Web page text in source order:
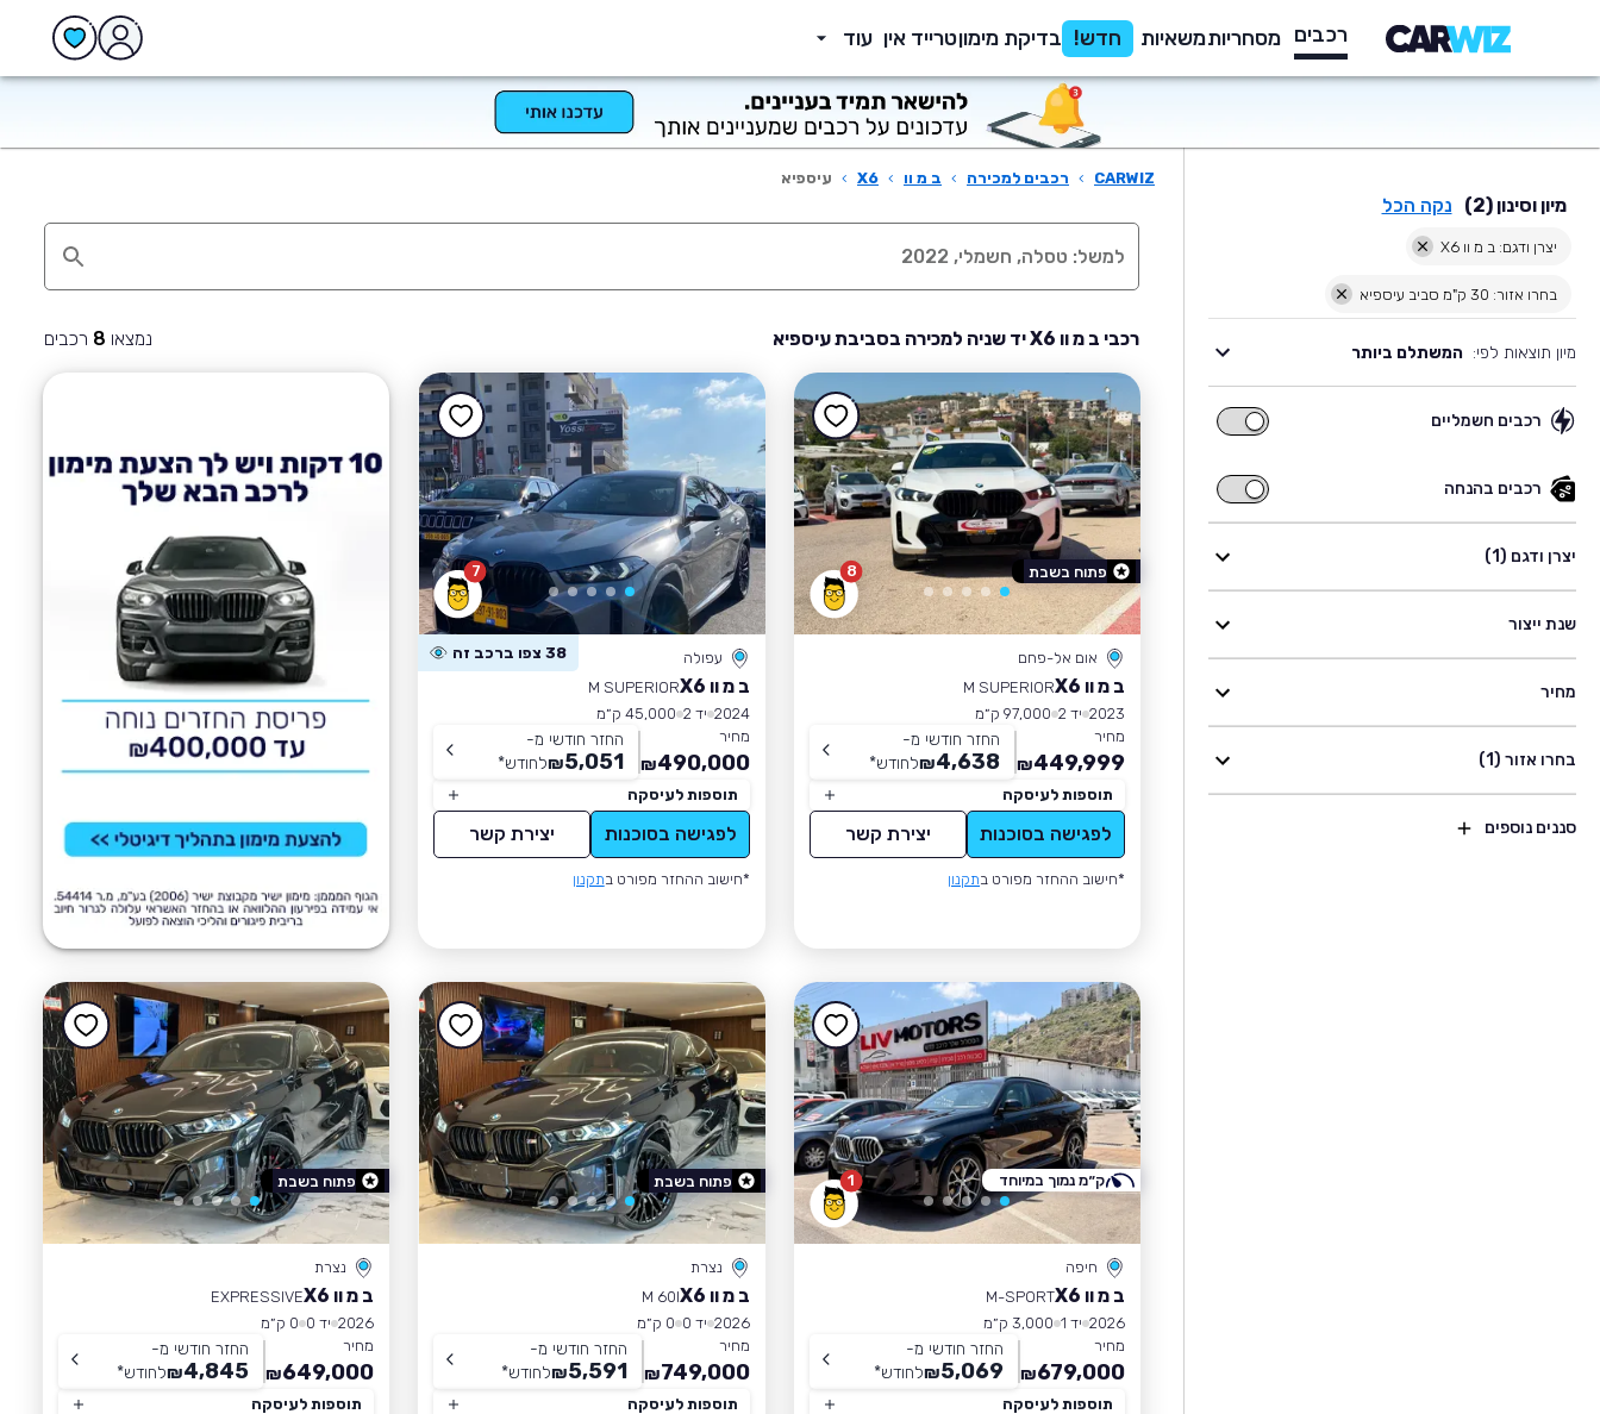
רכבים מסחריותמשאיות חדש! בדיקת מימוןטרייד אין עוד
מיון וסינון (2) נקה הכל
יצרן ודגם: ב מ וו X6
בחרו אזור: 30 ק"מ סביב עיספיא
מיון תוצאות לפי: המשתלם ביותר
רכבים חשמליים
רכבים
רכבים בהנחה
רכבים
בהנחה
יצרן ודגם (1)
שנת ייצור
מחיר
בחרו אזור (1)
סננים נוספים
CARWIZ
› רכבים למכירה › ב מ וו ›
X6
› עיספיא
רכבי ב מ וו X6 יד שניה למכירה בסביבת עיספיא נמצאו 8 רכבים
8
אום אל-פחם
ב מ וו X6
M SUPERIOR
2023 יד 2
97,000 ק״מ
מחיר
449,999
₪
החזר חודשי מ-
4,638
₪לחודש*
תוספות לעיסקה
לפגישה בסוכנות יצירת קשר
*חישוב ההחזר מפורט בתקנון
פתוח בשבת 7
עפולה 38 צפו ברכב זה
ב מ וו X6
M SUPERIOR
2024 יד 2
45,000 ק״מ
מחיר
490,000
₪
החזר חודשי מ-
5,051
₪לחודש*
תוספות לעיסקה
לפגישה בסוכנות יצירת קשר
*חישוב ההחזר מפורט בתקנון
1
חיפה
ב מ וו X6
M-SPORT
2026 יד 1
3,000 ק״מ
מחיר
679,000
₪
החזר חודשי מ-
5,069
₪לחודש*
תוספות לעיסקה
ק״מ נמוך במיוחד
נצרת
ב מ וו X6
M 60I
2026 יד 0
0 ק״מ
מחיר
749,000
₪
החזר חודשי מ-
5,591
₪לחודש*
תוספות לעיסקה
פתוח בשבת
נצרת
ב מ וו X6
EXPRESSIVE
2026 יד 0
0 ק״מ
מחיר
649,000
₪
החזר חודשי מ-
4,845
₪לחודש*
תוספות לעיסקה
פתוח בשבת